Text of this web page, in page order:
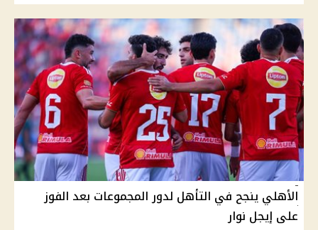
الأهلي ينجح في التأهل لدور المجموعات بعد الفوز
على إيجل نوار